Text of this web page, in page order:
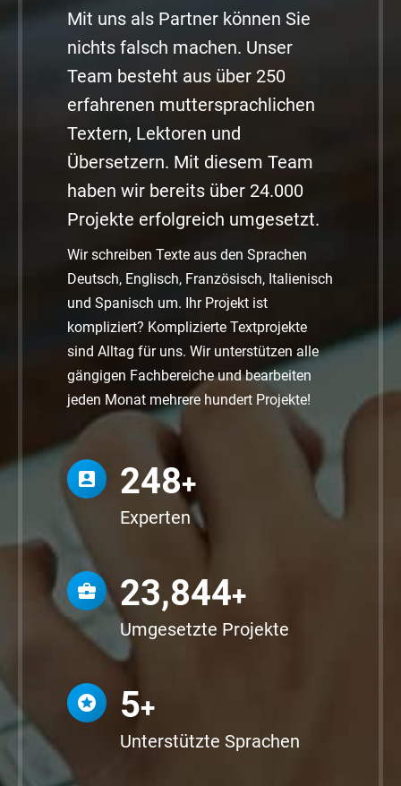
Mit uns als Partner können Sie
nichts falsch machen. Unser
Team besteht aus über 250
erfahrenen muttersprachlichen
Textern, Lektoren und
Übersetzern. Mit diesem Team
haben wir bereits über 24.000
Projekte erfolgreich umgesetzt.
Wir schreiben Texte aus den Sprachen
Deutsch, Englisch, Französisch, Italienisch
und Spanisch um. Ihr Projekt ist
kompliziert? Komplizierte Textprojekte
sind Alltag für uns. Wir unterstützen alle
gängigen Fachbereiche und bearbeiten
jeden Monat mehrere hundert Projekte!
250+
Experten
23,997+
Umgesetzte Projekte
5+
Unterstützte Sprachen